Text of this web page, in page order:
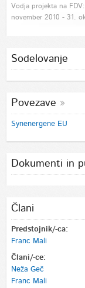
Vodja projekta na
november 2010 - 31.
Sodelovanje
Povezave
Synenergene EU
Dokumenti in
Člani
Predstojnik/-ca:
Franc Mali
Člani/-ce:
Neža Geč
Franc Mali